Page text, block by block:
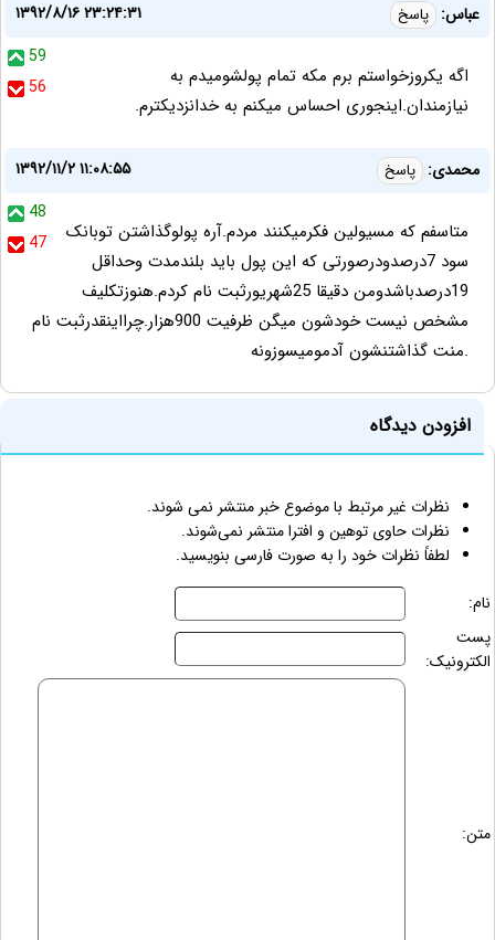
عباس: پاسخ
۱۳۹۲/۸/۱۶ ۲۳:۲۴:۳۱
59
56
اگه یکروزخواستم برم مکه تمام پولشومیدم به
نیازمندان.اینجوری احساس میکنم به خدانزدیکترم.
محمدی: پاسخ
۱۳۹۲/۱۱/۲ ۱۱:۰۸:۵۵
48
47
متاسفم که مسیولین فکرمیکنند مردم.آره پولوگذاشتن توبانک
سود 7درصدودرصورتی که این پول باید بلندمدت وحداقل
19درصدباشدومن دقیقا 25شهریورثبت نام کردم.هنوزتکلیف
مشخص نیست خودشون میگن ظرفیت 900هزار.چرااینقدرثبت نام
.منت گذاشتنشون آدمومیسوزونه
افزودن دیدگاه
نظرات غیر مرتبط با موضوع خبر منتشر نمی شوند.
نظرات حاوی توهین و افترا منتشر نمی‌شوند.
لطفاً نظرات خود را به صورت فارسی بنویسید.
نام:
پست
الکترونیک:
متن: